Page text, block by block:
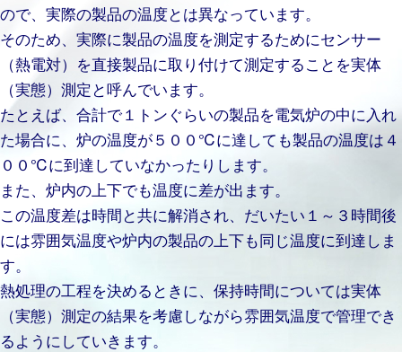
ので、実際の製品の温度とは異なっています。
そのため、実際に製品の温度を測定するためにセンサー
（熱電対）を直接製品に取り付けて測定することを実体
（実態）測定と呼んでいます。
たとえば、合計で１トンぐらいの製品を電気炉の中に入れ
た場合に、炉の温度が５００℃に達しても製品の温度は４
００℃に到達していなかったりします。
また、炉内の上下でも温度に差が出ます。
この温度差は時間と共に解消され、だいたい１～３時間後
には雰囲気温度や炉内の製品の上下も同じ温度に到達しま
す。
熱処理の工程を決めるときに、保持時間については実体
（実態）測定の結果を考慮しながら雰囲気温度で管理でき
るようにしていきます。